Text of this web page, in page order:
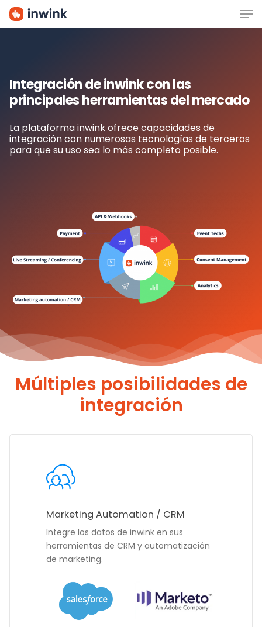
Skip
Integración de inwink con las
principales herramientas del mercado
La plataforma inwink ofrece capacidades de
integración con numerosas tecnologías de terceros
para que su uso sea lo más completo posible.
Múltiples posibilidades de
integración
Marketing Automation / CRM
Integre los datos de inwink en sus
herramientas de CRM y automatización
de marketing.